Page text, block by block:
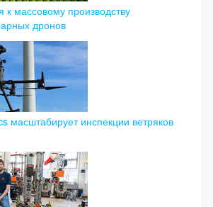
к массовому производству
дронов
масштабирует инспекции ветряков